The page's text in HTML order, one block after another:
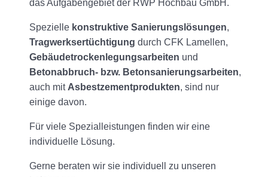
das Aufgabengebiet der RWP Hochbau GmbH.
Spezielle konstruktive Sanierungslösungen,
Tragwerksertüchtigung durch CFK Lamellen,
Gebäudetrockenlegungsarbeiten und
Betonabbruch- bzw. Betonsanierungsarbeiten,
auch mit Asbestzementprodukten, sind nur
einige davon.
Für viele Spezialleistungen finden wir eine
individuelle Lösung.
Gerne beraten wir sie individuell zu unseren